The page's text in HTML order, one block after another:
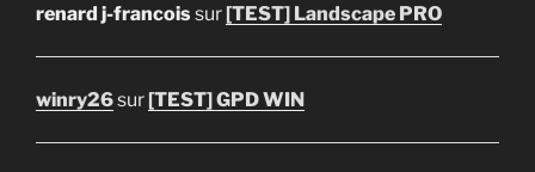
renard j-francoissur[TEST] Landscape PRO
winry26sur[TEST] GPD WIN